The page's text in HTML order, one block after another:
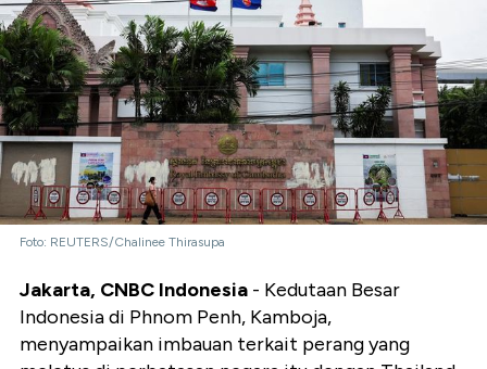
Foto: REUTERS/Chalinee Thirasupa
Jakarta, CNBC Indonesia - Kedutaan Besar
Indonesia di Phnom Penh, Kamboja,
menyampaikan imbauan terkait perang yang